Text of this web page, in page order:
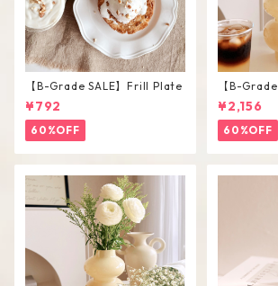
【B-Grade SALE】Frill Plate
¥792
60%OFF
【B-
ase / L
¥2,156
60%OFF